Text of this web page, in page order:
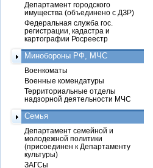
Департамент городского
имущества (объединено с ДЗР)
Федеральная служба гос.
регистрации, кадастра и
картографии Росреестр
Минобороны РФ, МЧС
Военкоматы
Военные комендатуры
Территориальные отделы
надзорной деятельности МЧС
Семья
Департамент семейной и
молодежной политики
(присоединен к Департаменту
культуры)
ЗАГСы